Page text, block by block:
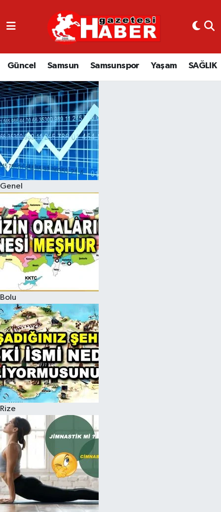
Güncel Samsun Samsunspor Yaşam SAĞLIK
Genel
Bolu
Rize
GÜNCEL
SAMSUN
SAMSUNSPOR
EKONOMİ
YAŞAM